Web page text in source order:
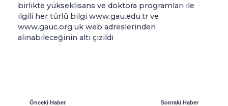
birlikte yükseklisans ve doktora programları ile
ilgili her türlü bilgi www.gau.edu.tr ve
www.gauc.org.uk web adreslerinden
alınabileceğinin altı çizildi
Önceki Haber Sonraki Haber